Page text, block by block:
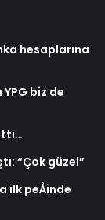
hesaplarına
biz de
“Çok güzel”
ilk peÅinde